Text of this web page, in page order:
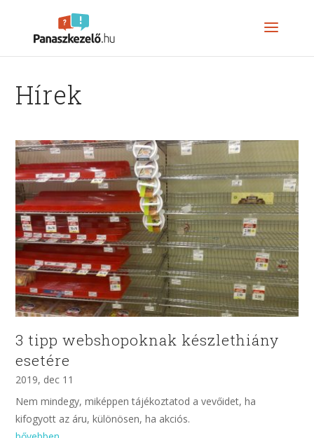
Hírek
3 tipp webshopoknak készlethiány
esetére
2019, dec 11
Nem mindegy, miképpen tájékoztatod a vevőidet, ha
kifogyott az áru, különösen, ha akciós.